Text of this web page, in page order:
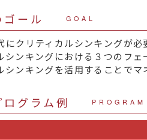
ール GOAL
クリティカルシンキングが必
ンキングにおける３つのフェ
ンキングを活用することでマ
グラム例 PROGRAM